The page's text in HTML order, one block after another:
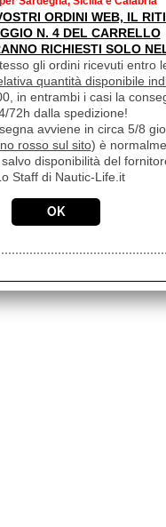
ORDINI WEB, IL
N. 4 DEL CARRELLO
RICHIESTI SOLO
gli ordini ricevuti entro
quantità disponibile
in entrambi i casi la
72h dalla spedizione!
avviene in circa 5/8
rosso sul sito) è
disponibilità del
Staff di Nautic-Life.it